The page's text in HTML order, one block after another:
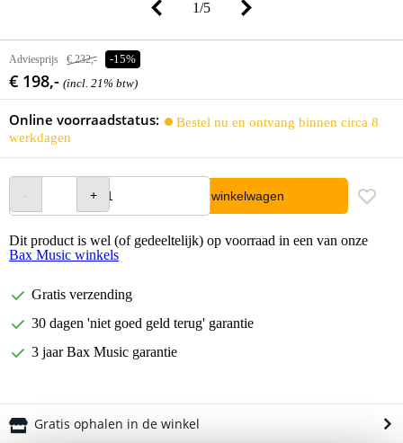
1/5
Adviesprijs € 232,- -15%
€ 198,- (incl. 21% btw)
Online voorraadstatus:
Bestel nu en ontvang binnen circa 8
werkdagen
In winkelwagen
Dit product is wel (of gedeeltelijk) op voorraad in een van onze
Bax Music winkels
Gratis verzending
30 dagen 'niet goed geld terug' garantie
3 jaar Bax Music garantie
Gratis ophalen in de winkel